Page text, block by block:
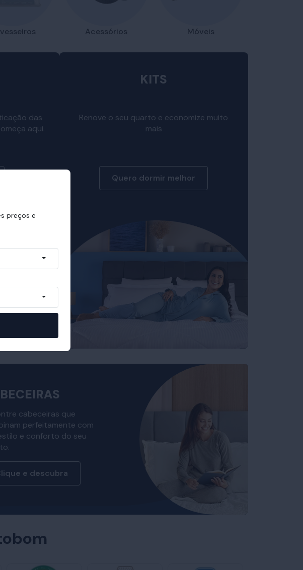
Acessórios Móveis
das
aqui.
KITS
Renove o seu quarto e economize muito
mais
Quero dormir melhor
cabeceiras que
perfeitamente com
e conforto do seu
e descubra
preços e